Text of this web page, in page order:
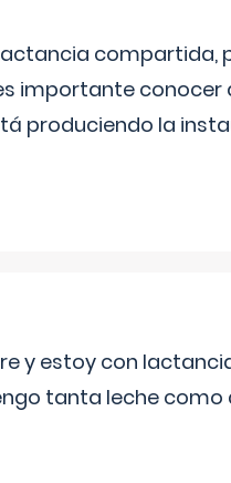
compartida,
importante
produciendo la
y estoy con
tanta leche como